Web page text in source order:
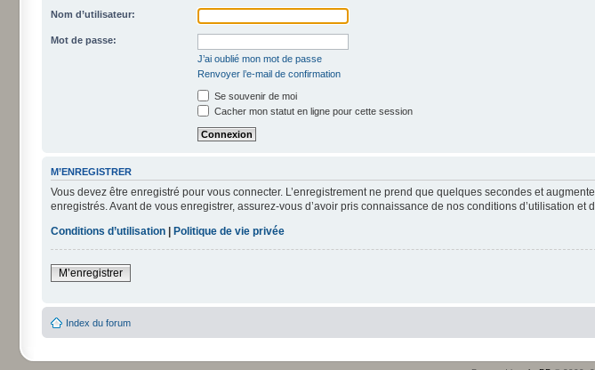
Nom d’utilisateur:
Mot de passe:
J’ai oublié mon mot de passe
Renvoyer l’e-mail de confirmation
Se souvenir de moi
Cacher mon statut en ligne pour cette session
M’ENREGISTRER
Vous devez être enregistré pour vous connecter. L’enregistrement ne prend que quelques secondes et
enregistrés. Avant de vous enregistrer, assurez-vous d’avoir pris connaissance de nos conditions d’utilisation
Conditions d’utilisation
Politique de vie privée
M’enregistrer
Index du forum